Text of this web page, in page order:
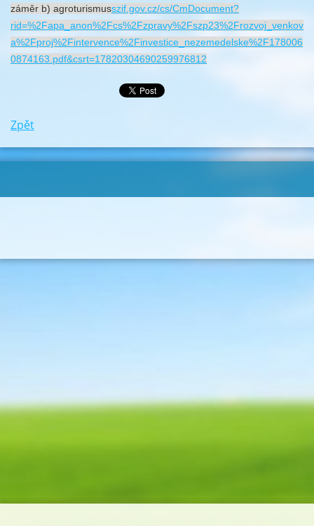
záměr b) agroturismusszif.gov.cz/cs/CmDocument?
rid=%2Fapa_anon%2Fcs%2Fzpravy%2Fszp23%2Frozvoj_venkov
a%2Fproj%2Fintervence%2Finvestice_nezemedelske%2F178006
0874163.pdf&csrt=17820304690259976812
Zpět